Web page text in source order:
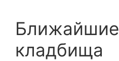
Ближайшие
кладбища